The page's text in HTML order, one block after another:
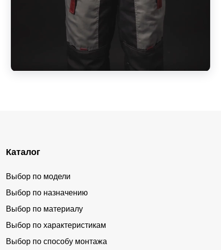
Каталог
Выбор по модели
Выбор по назначению
Выбор по материалу
Выбор по характеристикам
Выбор по способу монтажа